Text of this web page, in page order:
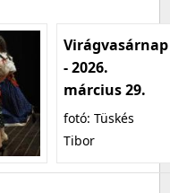
Virágvasárnap
- 2026.
március 29.
fotó: Tüskés
Tibor